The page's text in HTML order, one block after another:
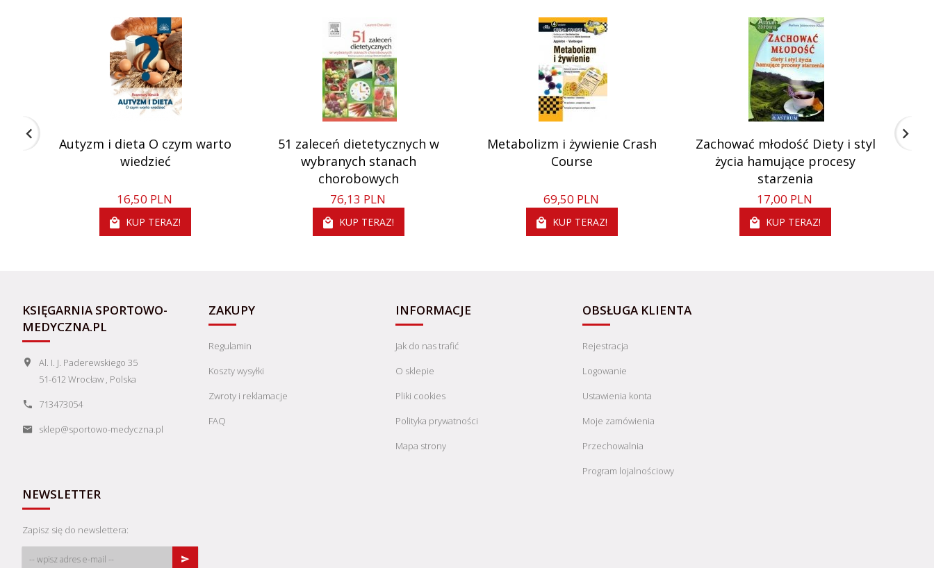
Autyzm i dieta O czym warto
wiedzieć
16,50 PLN
KUP TERAZ!
51 zaleceń dietetycznych w
wybranych stanach
chorobowych
76,13 PLN
KUP TERAZ!
Metabolizm i żywienie Crash
Course
69,50 PLN
KUP TERAZ!
Zachować młodość Diety i styl
życia hamujące procesy
starzenia
17,00 PLN
KUP TERAZ!
KSIĘGARNIA SPORTOWO-
MEDYCZNA.PL
Al. I. J. Paderewskiego 35
51-612 Wrocław, Polska
713473054
sklep@sportowo-medyczna.pl
ZAKUPY
Regulamin
Koszty wysyłki
Zwroty i reklamacje
FAQ
INFORMACJE
Jak do nas trafić
O sklepie
Pliki cookies
Polityka prywatności
Mapa strony
OBSŁUGA KLIENTA
Rejestracja
Logowanie
Ustawienia konta
Moje zamówienia
Przechowalnia
Program lojalnościowy
NEWSLETTER
Zapisz się do newslettera: